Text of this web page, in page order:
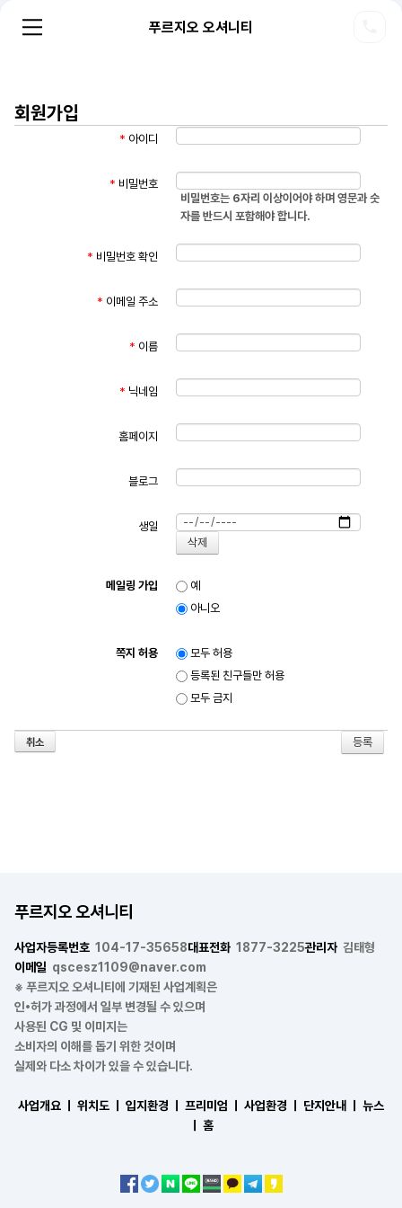
푸르지오 오셔니티
회원가입
* 아이디
* 비밀번호
비밀번호는 6자리 이상이어야 하며 영문과 숫
자를 반드시 포함해야 합니다.
* 비밀번호 확인
* 이메일 주소
* 이름
* 닉네임
홈페이지
블로그
생일
메일링 가입
예
아니오
쪽지 허용
모두 허용
등록된 친구들만 허용
모두 금지
취소
푸르지오 오셔니티
사업자등록번호 104-17-35658대표전화 1877-3225관리자 김태형
이메일 qscesz1109@naver.com
※ 푸르지오 오셔니티에 기재된 사업계획은
인•허가 과정에서 일부 변경될 수 있으며
사용된 CG 및 이미지는
소비자의 이해를 돕기 위한 것이며
실제와 다소 차이가 있을 수 있습니다.
사업개요 ㅣ 위치도 ㅣ 입지환경 ㅣ 프리미엄 ㅣ 사업환경 ㅣ 단지안내 ㅣ
뉴스
홈